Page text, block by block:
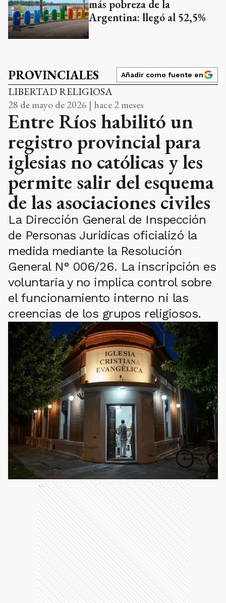
más pobreza de la
Argentina: llegó al 52,5%
PROVINCIALES Añadir como fuente en
LIBERTAD RELIGIOSA
28 de mayo de 2026 | hace 2 meses
Entre Ríos habilitó un
registro provincial para
iglesias no católicas y les
permite salir del esquema
de las asociaciones civiles
La Dirección General de Inspección
de Personas Jurídicas oficializó la
medida mediante la Resolución
General N° 006/26. La inscripción es
voluntaria y no implica control sobre
el funcionamiento interno ni las
creencias de los grupos religiosos.
Ads